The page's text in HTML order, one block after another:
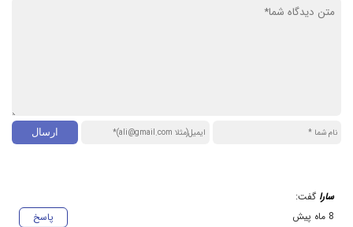
سارا گفت:
پاسخ
8 ماه پیش